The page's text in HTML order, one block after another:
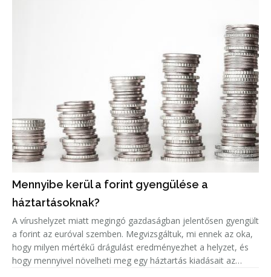
Mennyibe kerül a forint gyengülése a
háztartásoknak?
A vírushelyzet miatt megingó gazdaságban jelentősen gyengült
a forint az euróval szemben. Megvizsgáltuk, mi ennek az oka,
hogy milyen mértékű drágulást eredményezhet a helyzet, és
hogy mennyivel növelheti meg egy háztartás kiadásait az